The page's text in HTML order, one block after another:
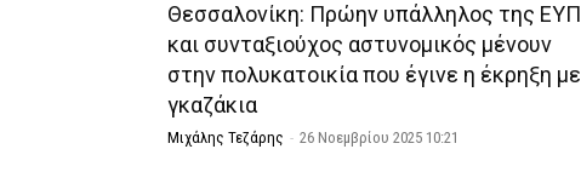
Θεσσαλονίκη: Πρώην υπάλληλος της ΕΥΠ
και συνταξιούχος αστυνομικός μένουν
στην πολυκατοικία που έγινε η έκρηξη με
γκαζάκια
Μιχάλης Τεζάρης - 26 Νοεμβρίου 2025 10:21